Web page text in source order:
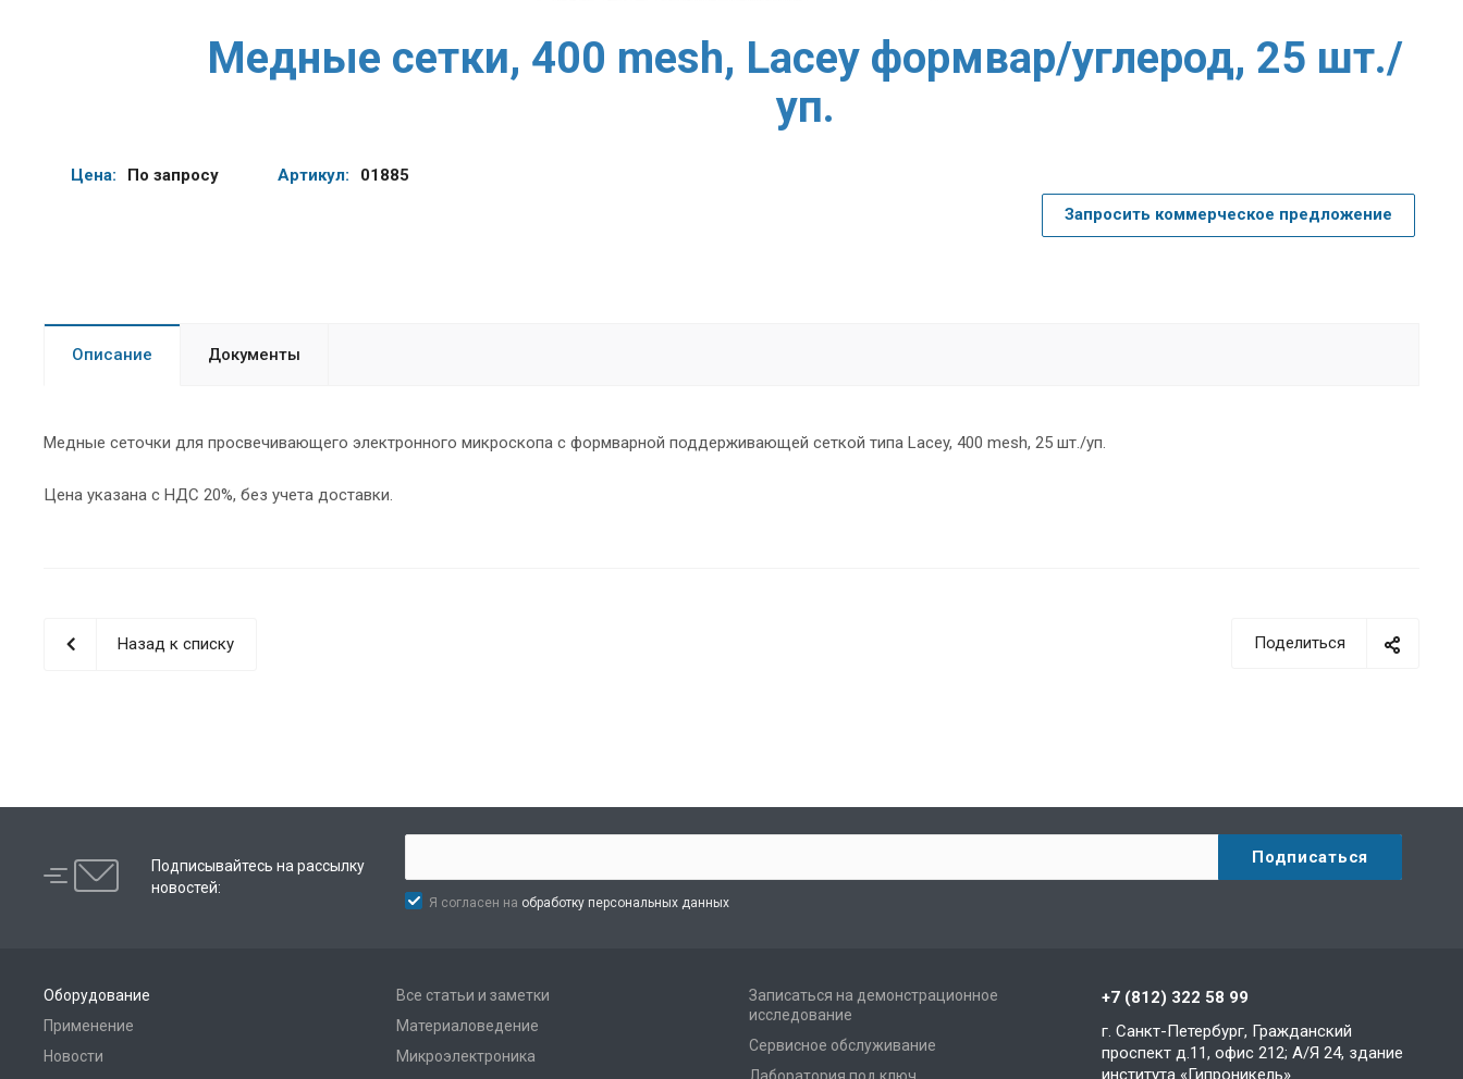
Медные сетки, 400 mesh, Lacey формвар/углерод, 25 шт./
уп.
Цена: По запросу Артикул:
01885
Запросить коммерческое предложение
Описание Документы
Медные сеточки для просвечивающего электронного микроскопа с формварной поддерживающей сеткой типа Lacey, 400 mesh, 25 шт./уп.
Цена указана с НДС 20%, без учета доставки.
Поделиться
Назад к списку
Подписывайтесь на рассылку
новостей:
Я согласен на обработку персональных данных
Оборудование
Применение
Новости
Все статьи и заметки
Материаловедение
Микроэлектроника
Записаться на демонстрационное
исследование
Сервисное обслуживание
+7 (812) 322 58 99
г. Санкт-Петербург, Гражданский
проспект д.11, офис 212; А/Я 24, здание
института «Гипроникель»